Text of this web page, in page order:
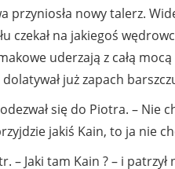
przyniosła nowy talerz.
czekał na jakiegoś
uderzają z całą
już zapach
się do Piotra. –
jakiś Kain, to ja nie
– Jaki tam Kain ? – i